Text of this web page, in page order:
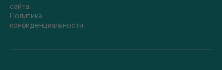
сайта
Политика
конфиденциальности